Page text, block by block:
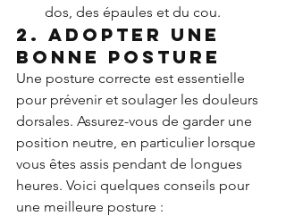
dos, des épaules et du cou.
2. Adopter une
bonne posture
Une posture correcte est essentielle
pour prévenir et soulager les douleurs
dorsales. Assurez-vous de garder une
position neutre, en particulier lorsque
vous êtes assis pendant de longues
heures. Voici quelques conseils pour
une meilleure posture :